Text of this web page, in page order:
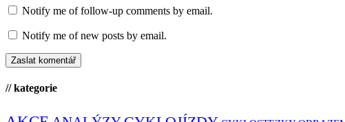
Notify me of follow-up comments by email.
Notify me of new posts by email.
// kategorie